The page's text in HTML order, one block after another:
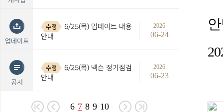
업데이트
수정
6/25(목) 업데이트 내용
안내
2026
06-24
공지
수정
6/25(목) 넥슨 정기점검
안내
2026
06-23
6 7 8 9 10